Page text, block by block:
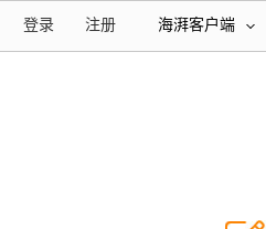
海湃客户端
注册
登录